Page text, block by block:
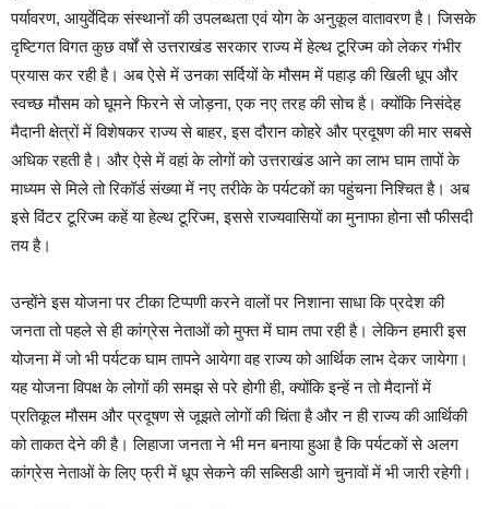
पर्यावरण, आयुर्वेदिक संस्थानों की उपलब्धता एवं योग के अनुकूल वातावरण है। जिसके
दृष्टिगत विगत कुछ वर्षों से उत्तराखंड सरकार राज्य में हेल्थ टूरिज्म को लेकर गंभीर
प्रयास कर रही है। अब ऐसे में उनका सर्दियों के मौसम में पहाड़ की खिली धूप और
स्वच्छ मौसम को घूमने फिरने से जोड़ना, एक नए तरह की सोच है। क्योंकि निसंदेह
मैदानी क्षेत्रों में विशेषकर राज्य से बाहर, इस दौरान कोहरे और प्रदूषण की मार सबसे
अधिक रहती है। और ऐसे में वहां के लोगों को उत्तराखंड आने का लाभ घाम तापों के
माध्यम से मिले तो रिकॉर्ड संख्या में नए तरीके के पर्यटकों का पहुंचना निश्चित है। अब
इसे विंटर टूरिज्म कहें या हेल्थ टूरिज्म, इससे राज्यवासियों का मुनाफा होना सौ फीसदी
तय है।
उन्होंने इस योजना पर टीका टिप्पणी करने वालों पर निशाना साधा कि प्रदेश की
जनता तो पहले से ही कांग्रेस नेताओं को मुफ्त में घाम तपा रही है। लेकिन हमारी इस
योजना में जो भी पर्यटक घाम तापने आयेगा वह राज्य को आर्थिक लाभ देकर जायेगा।
यह योजना विपक्ष के लोगों की समझ से परे होगी ही, क्योंकि इन्हें न तो मैदानों में
प्रतिकूल मौसम और प्रदूषण से जूझते लोगों की चिंता है और न ही राज्य की आर्थिकी
को ताकत देने की है। लिहाजा जनता ने भी मन बनाया हुआ है कि पर्यटकों से अलग
कांग्रेस नेताओं के लिए फ्री में धूप सेकने की सब्सिडी आगे चुनावों में भी जारी रहेगी।